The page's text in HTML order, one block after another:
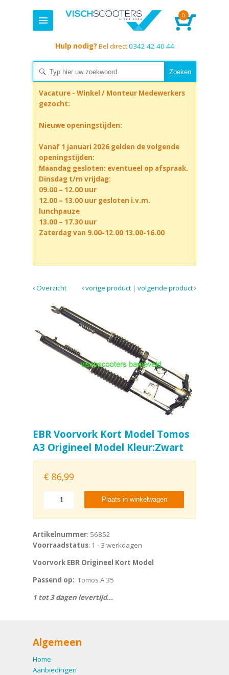
0
Hulp nodig? Bel direct0342 42 40 44
Vacature - Winkel / Monteur Medewerkers
gezocht:
Nieuwe openingstijden:
Vanaf 1 januari 2026 gelden de volgende
openingstijden:
Maandag gesloten: eventueel op afspraak.
Dinsdag t/m vrijdag:
09.00 – 12.00 uur
12.00 – 13.00 uur gesloten i.v.m.
lunchpauze
13.00 – 17.30 uur
Zaterdag van 9.00-12.00 13.00-16.00
‹ Overzicht volgende product ›
|
‹ vorige product
EBR Voorvork Kort Model Tomos
A3 Origineel Model Kleur:Zwart
€ 86,99
Plaats in winkelwagen
Artikelnummer: 56852
Voorraadstatus: 1 - 3 werkdagen
Voorvork EBR Origineel Kort Model
Passend op: Tomos A 35
1 tot 3 dagen levertijd...
Algemeen
Home
Aanbiedingen